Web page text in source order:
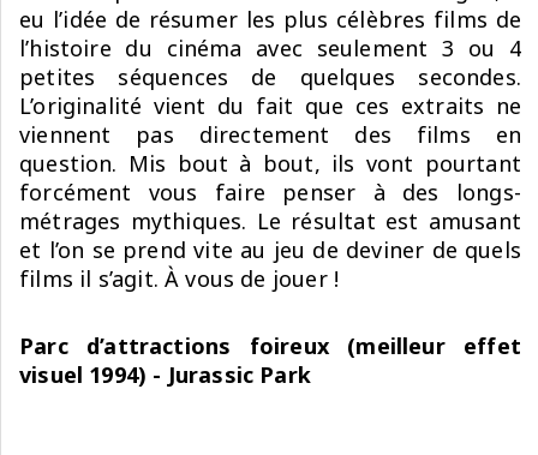
eu l’idée de résumer les plus célèbres films de
l’histoire du cinéma avec seulement 3 ou 4
petites séquences de quelques secondes.
L’originalité vient du fait que ces extraits ne
viennent pas directement des films en
question. Mis bout à bout, ils vont pourtant
forcément vous faire penser à des longs-
métrages mythiques. Le résultat est amusant
et l’on se prend vite au jeu de deviner de quels
films il s’agit. À vous de jouer !
Parc d’attractions foireux (meilleur effet
visuel 1994) - Jurassic Park